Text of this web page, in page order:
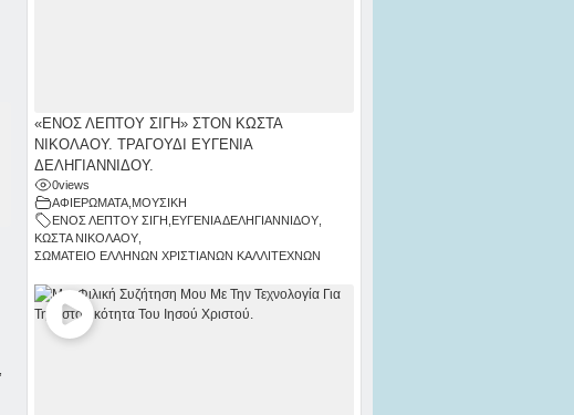
«ΕΝΟΣ ΛΕΠΤΟΥ ΣΙΓΗ» ΣΤΟΝ ΚΩΣΤΑ
ΝΙΚΟΛΑΟΥ. ΤΡΑΓΟΥΔΙ ΕΥΓΕΝΙΑ
ΔΕΛΗΓΙΑΝΝΙΔΟΥ.
0views
ΑΦΙΕΡΩΜΑΤΑ, ΜΟΥΣΙΚΗ
ΕΝΟΣ ΛΕΠΤΟΥ ΣΙΓΗ ΕΥΓΕΝΙΑ ΔΕΛΗΓΙΑΝΝΙΔΟΥ,
ΚΩΣΤΑ ΝΙΚΟΛΑΟΥ,
ΣΩΜΑΤΕΙΟ ΕΛΛΗΝΩΝ ΧΡΙΣΤΙΑΝΩΝ ΚΑΛΛΙΤΕΧΝΩΝ